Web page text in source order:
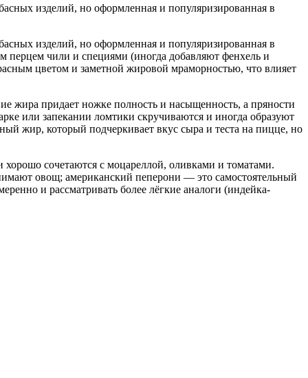
изделий, но оформленная и популяризированная в
изделий, но оформленная и популяризированная в
чили и специями (иногда добавляют фенхель и
цветом и заметной жировой мраморностью, что влияет
жира придает ножке полность и насыщенность, а пряности
или запекании ломтики скручиваются и иногда образуют
жир, который подчеркивает вкус сыра и теста на пицце, но
сочетаются с моцареллой, оливками и томатами.
овощ; американский пеперони — это самостоятельный
и рассматривать более лёгкие аналоги (индейка-